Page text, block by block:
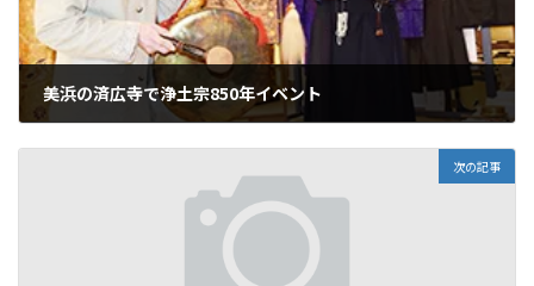
美浜の済広寺で浄土宗850年イベント
次の記事